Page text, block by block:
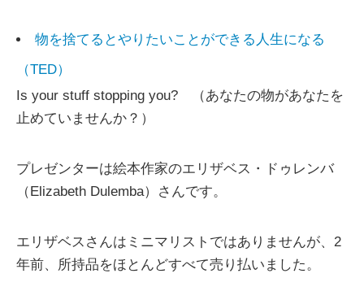
物を捨てるとやりたいことができる人生になる
（TED）
Is your stuff stopping you? （あなたの物があなたを
止めていませんか？）
プレゼンターは絵本作家のエリザベス・ドゥレンバ
（Elizabeth Dulemba）さんです。
エリザベスさんはミニマリストではありませんが、2
年前、所持品をほとんどすべて売り払いました。